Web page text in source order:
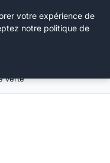
verte
votre expérience de
notre politique de